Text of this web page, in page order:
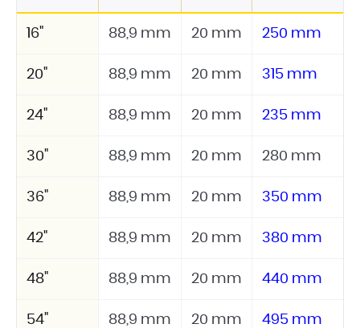
16" 88,9 mm 20 mm 250 mm
20" 88,9 mm 20 mm 315 mm
24" 88,9 mm 20 mm 235 mm
30" 88,9 mm 20 mm 280 mm
36" 88,9 mm 20 mm 350 mm
42" 88,9 mm 20 mm 380 mm
48" 88,9 mm 20 mm 440 mm
54" 88,9 mm 20 mm 495 mm